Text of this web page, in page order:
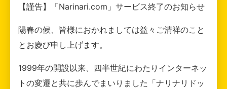
【謹告】「Narinari.com」サービス終了のお知らせ
陽春の候、皆様におかれましては益々ご清祥のこと
とお慶び申し上げます。
1999年の開設以来、四半世紀にわたりインターネッ
トの変遷と共に歩んでまいりました「ナリナリドッ